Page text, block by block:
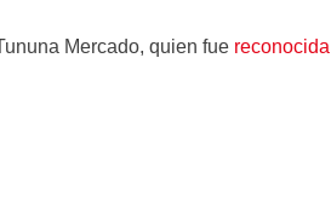
Mercado, quien fue